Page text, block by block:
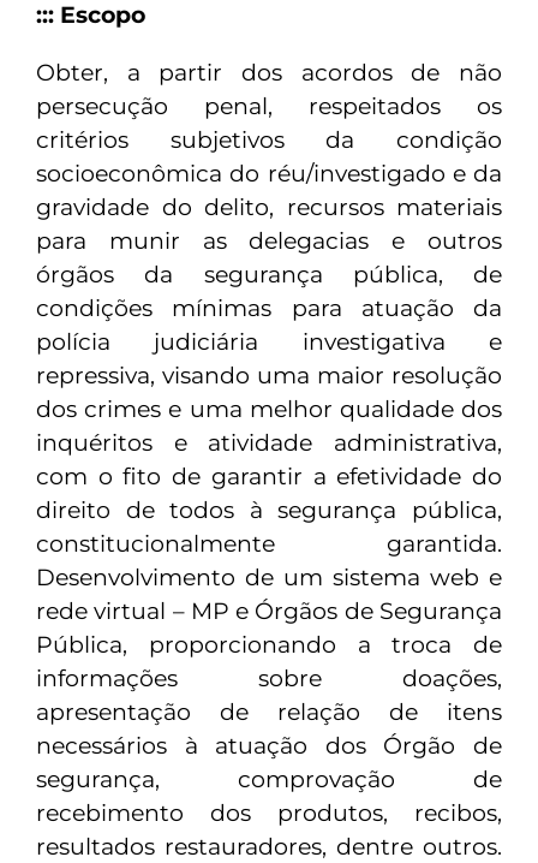
::: Escopo
Obter, a partir dos acordos de não
persecução penal, respeitados os
critérios subjetivos da condição
socioeconômica do réu/investigado e da
gravidade do delito, recursos materiais
para munir as delegacias e outros
órgãos da segurança pública, de
condições mínimas para atuação da
polícia judiciária investigativa e
repressiva, visando uma maior resolução
dos crimes e uma melhor qualidade dos
inquéritos e atividade administrativa,
com o fito de garantir a efetividade do
direito de todos à segurança pública,
constitucionalmente garantida.
Desenvolvimento de um sistema web e
rede virtual – MP e Órgãos de Segurança
Pública, proporcionando a troca de
informações sobre doações,
apresentação de relação de itens
necessários à atuação dos Órgão de
segurança, comprovação de
recebimento dos produtos, recibos,
resultados restauradores, dentre outros.